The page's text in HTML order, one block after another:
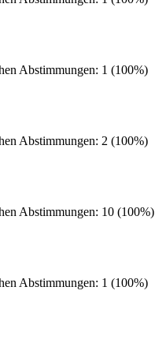
Abstimmungen: 1 (100%)
Abstimmungen: 2 (100%)
Abstimmungen: 10 (100%)
Abstimmungen: 1 (100%)